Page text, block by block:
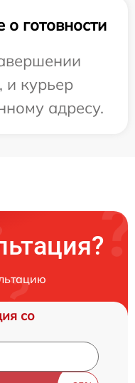
готовности
и курьер
адресу.
со